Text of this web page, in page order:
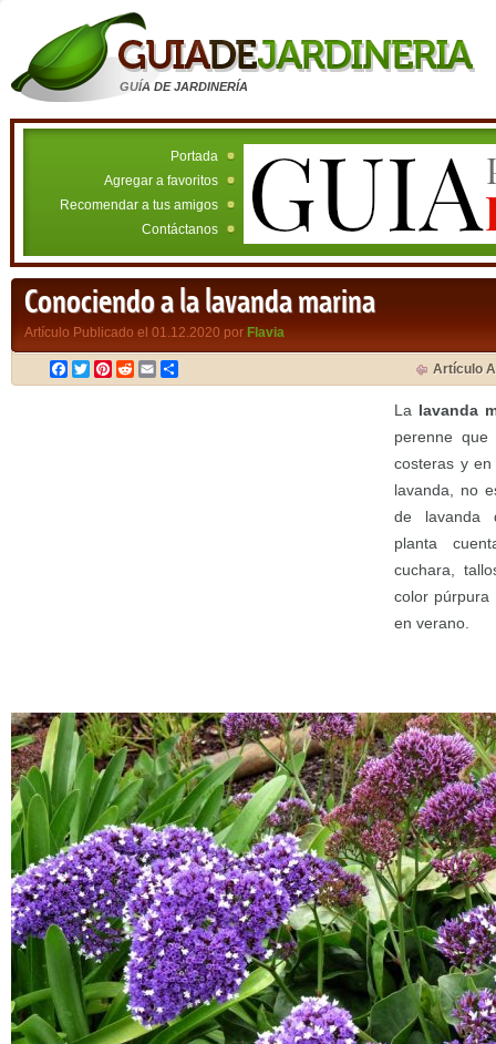
GUÍA DE JARDINERÍA
Portada
Agregar a favoritos
Recomendar a tus amigos
Contáctanos
Conociendo a la lavanda marina
Artículo Publicado el 01.12.2020 por Flavia
Facebook
TwitterPinterest
RedditEmail Artículo
La lavanda
perenne
costeras y
lavanda, no
de lavanda
planta
cuchara,
color púrpura
en verano.